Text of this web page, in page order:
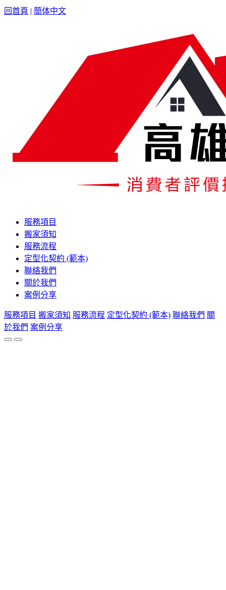
回首頁 | 簡体中文
服務項目
搬家須知
服務流程
定型化契約 (範本)
聯絡我們
關於我們
案例分享
服務項目 搬家須知 服務流程 定型化契約 (範本) 聯絡我們 關
於我們 案例分享